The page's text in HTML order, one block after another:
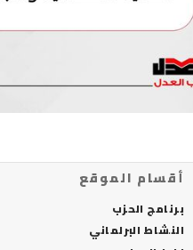
أقسام الموقع
برنامج الحزب
النشاط البرلماني